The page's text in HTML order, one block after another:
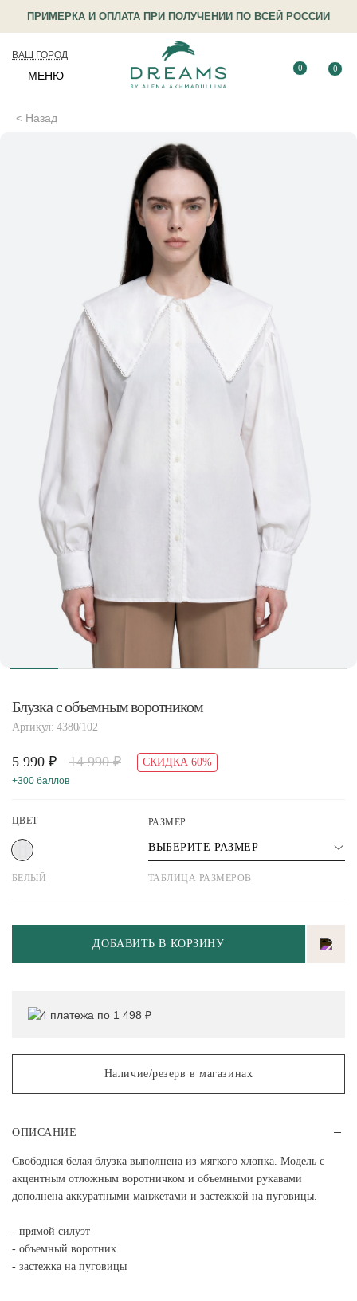
ПРИМЕРКА И ОПЛАТА ПРИ ПОЛУЧЕНИИ ПО ВСЕЙ РОССИИ
ВАШ ГОРОД
МЕНЮ
0 0
< Назад
Блузка с объемным воротником
Артикул: 4380/102
5 990 ₽ 14 990 ₽ СКИДКА 60%
+300 баллов
ЦВЕТ
БЕЛЫЙ
РАЗМЕР
ВЫБЕРИТЕ РАЗМЕР
ТАБЛИЦА РАЗМЕРОВ
ДОБАВИТЬ В КОРЗИНУ
4 платежа по 1 498 ₽
Наличие/резерв в магазинах
ОПИСАНИЕ
Свободная белая блузка выполнена из мягкого хлопка. Модель с
акцентным отложным воротничком и объемными рукавами
дополнена аккуратными манжетами и застежкой на пуговицы.
- прямой силуэт
- объемный воротник
- застежка на пуговицы